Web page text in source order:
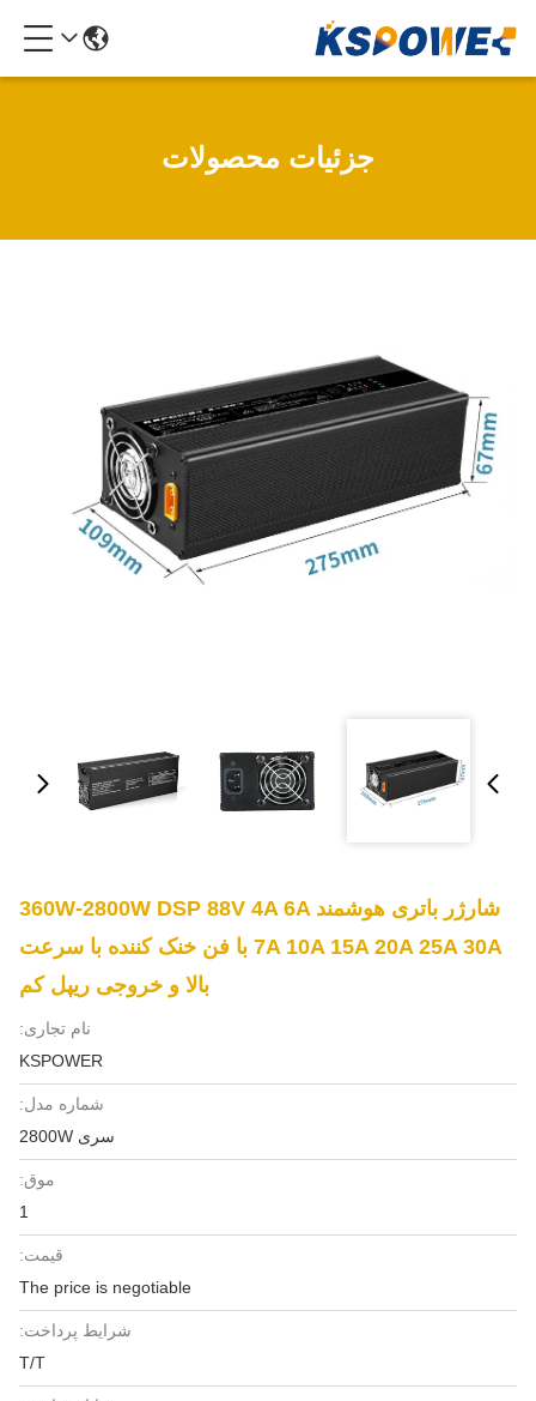
جزئیات محصولات
شارژر باتری هوشمند 360W-2800W DSP 88V 4A 6A
7A 10A 15A 20A 25A 30A با فن خنک کننده با سرعت
بالا و خروجی ریپل کم
نام تجاری:
KSPOWER
شماره مدل:
سری 2800W
موق:
1
قیمت:
The price is negotiable
شرایط پرداخت:
T/T